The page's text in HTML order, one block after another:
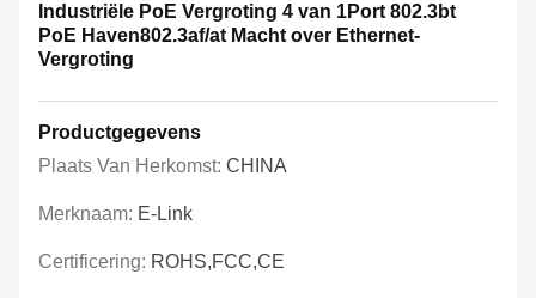
Industriële PoE Vergroting 4 van 1Port 802.3bt
PoE Haven802.3af/at Macht over Ethernet-
Vergroting
Productgegevens
Plaats Van Herkomst: CHINA
Merknaam: E-Link
Certificering: ROHS,FCC,CE